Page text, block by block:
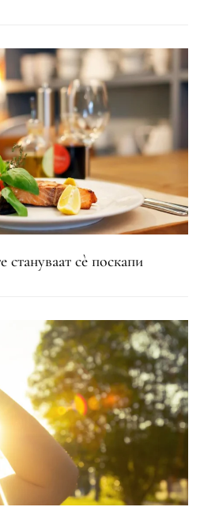
стануваат сè поскапи